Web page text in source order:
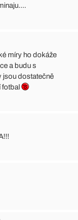
míry ho dokáže
a budu s
jsou dostatečně
fotbal